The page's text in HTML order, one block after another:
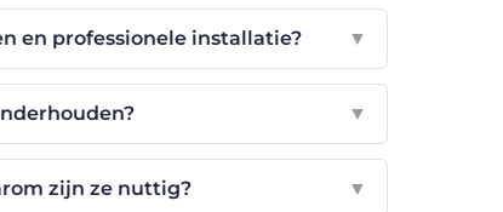
en professionele installatie? ▼
▼
zijn ze nuttig? ▼